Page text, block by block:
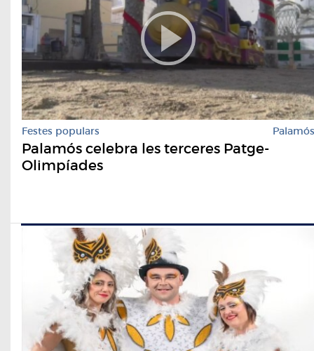
Festes populars Palamós
Palamós celebra les terceres Patge-
Olimpíades